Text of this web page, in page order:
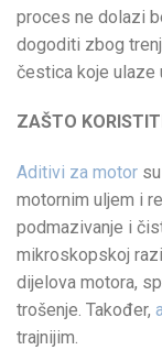
proces ne dolazi
dogoditi zbog
čestica koje ulaze
ZAŠTO
Aditivi za motor
motornim uljem i
podmazivanje i
mikroskopskoj
dijelova motora,
trošenje. Također,
trajnijim.